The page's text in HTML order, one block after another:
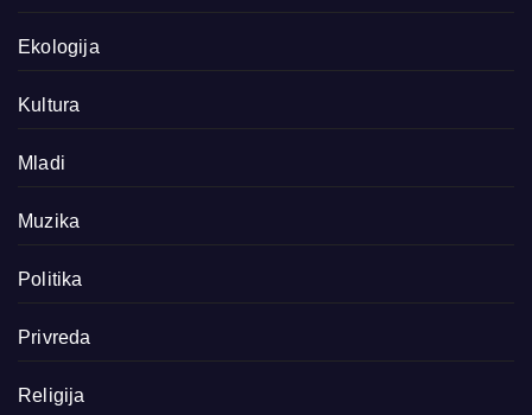
Ekologija
Kultura
Mladi
Muzika
Politika
Privreda
Religija